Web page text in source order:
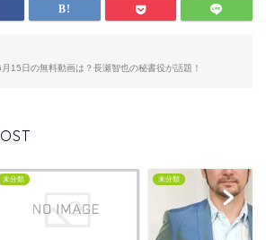
15日の無料動画は？長瀬智也の秘書役が話題！
未分類 未分類